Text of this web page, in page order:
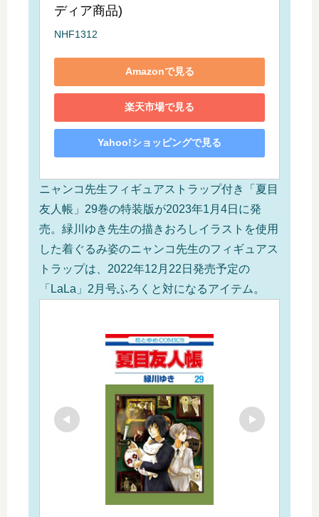
ディア商品)
NHF1312
Amazonで見る
楽天市場で見る
Yahoo!ショッピングで見る
ニャンコ先生フィギュアストラップ付き「夏目
友人帳」29巻の特装版が2023年1月4日に発
売。緑川ゆき先生の描きおろしイラストを使用
した着ぐるみ姿のニャンコ先生のフィギュアス
トラップは、2022年12月22日発売予定の
「LaLa」2月号ふろくと対になるアイテム。